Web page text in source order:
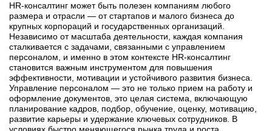
HR-консалтинг может быть полезен компаниям любого
размера и отрасли — от стартапов и малого бизнеса до
крупных корпораций и государственных организаций.
Независимо от масштаба деятельности, каждая компания
сталкивается с задачами, связанными с управлением
персоналом, и именно в этом контексте HR-консалтинг
становится важным инструментом для повышения
эффективности, мотивации и устойчивого развития бизнеса.
Управление персоналом — это не только прием на работу и
оформление документов, это целая система, включающую
планирование кадров, подбор, обучение, оценку, мотивацию,
развитие карьеры и удержание ключевых сотрудников. В